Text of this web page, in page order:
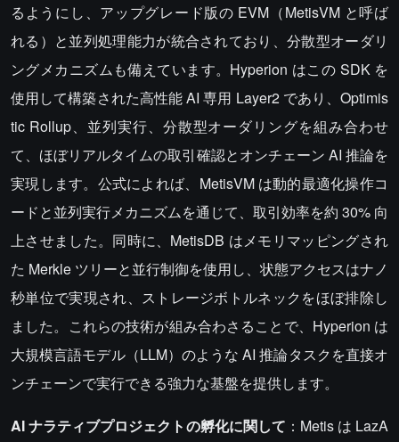
るようにし、アップグレード版の EVM（MetisVM と呼ば
れる）と並列処理能力が統合されており、分散型オーダリ
ングメカニズムも備えています。Hyperion はこの SDK を
使用して構築された高性能 AI 専用 Layer2 であり、Optimis
tic Rollup、並列実行、分散型オーダリングを組み合わせ
て、ほぼリアルタイムの取引確認とオンチェーン AI 推論を
実現します。公式によれば、MetisVM は動的最適化操作コ
ードと並列実行メカニズムを通じて、取引効率を約 30% 向
上させました。同時に、MetisDB はメモリマッピングされ
た Merkle ツリーと並行制御を使用し、状態アクセスはナノ
秒単位で実現され、ストレージボトルネックをほぼ排除し
ました。これらの技術が組み合わさることで、Hyperion は
大規模言語モデル（LLM）のような AI 推論タスクを直接オ
ンチェーンで実行できる強力な基盤を提供します。
AI ナラティブプロジェクトの孵化に関して ：Metis は LazA